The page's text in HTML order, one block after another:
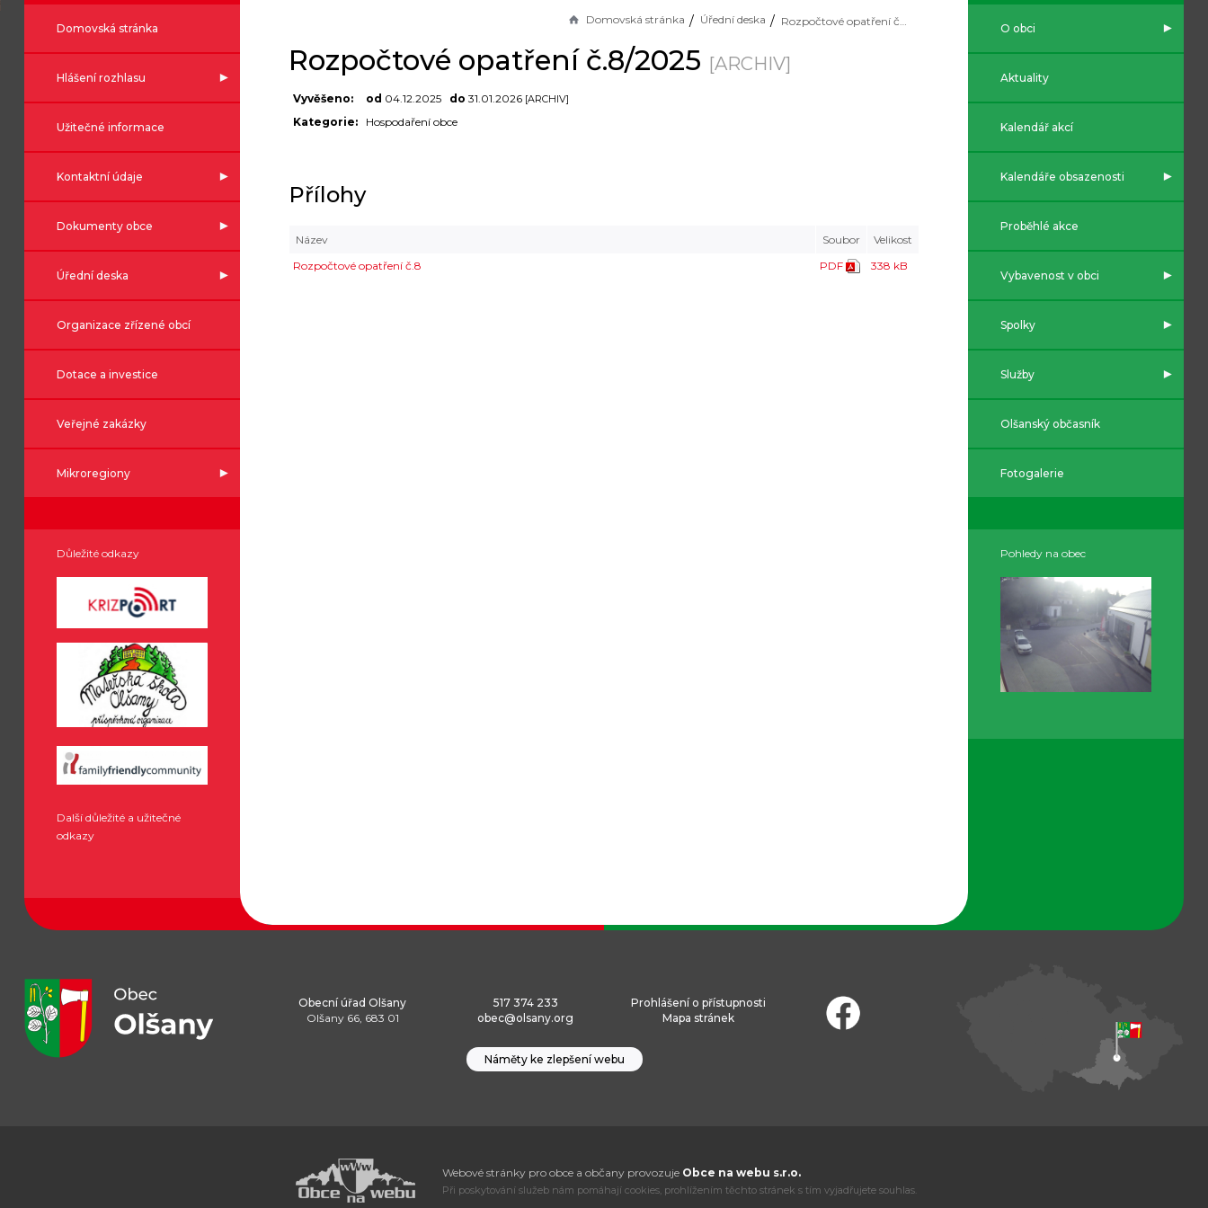
Domovská stránka
Hlášení rozhlasu
Užitečné informace
Kontaktní údaje
Dokumenty obce
Úřední deska
Organizace zřízené obcí
Dotace a investice
Veřejné zakázky
Mikroregiony
Důležité odkazy
Další důležité a užitečné
odkazy
Domovská stránka Úřední deska Rozpočtové opatření č.8/2025
Rozpočtové opatření č.8/2025 [ARCHIV]
Vyvěšeno: od 04.12.2025 do 31.01.2026 [ARCHIV]
Kategorie: Hospodaření obce
Přílohy
Název Soubor
Velikost
Rozpočtové opatření č.8
PDF 338 kB
O obci
Aktuality
Kalendář akcí
Kalendáře obsazenosti
Proběhlé akce
Vybavenost v obci
Spolky
Služby
Olšanský občasník
Fotogalerie
Pohledy na obec
Obecní úřad Olšany
Olšany 66, 683 01
517 374 233
obec@olsany.org
Prohlášení o přístupnosti
Mapa stránek
Náměty ke zlepšení webu
Webové stránky pro obce a občany provozuje Obce na webu s.r.o.
Při poskytování služeb nám pomáhají cookies, prohlížením těchto stránek s tím vyjadřujete souhlas.